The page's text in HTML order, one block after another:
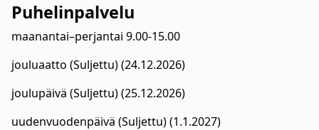
Puhelinpalvelu
maanantai–perjantai 9.00-15.00
jouluaatto (Suljettu) (24.12.2026)
joulupäivä (Suljettu) (25.12.2026)
uudenvuodenpäivä (Suljettu) (1.1.2027)